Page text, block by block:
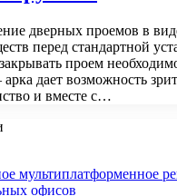
дверных проемов в
перед стандартной
проем
дает возможность
и вместе с…
мультиплатформенное
офисов